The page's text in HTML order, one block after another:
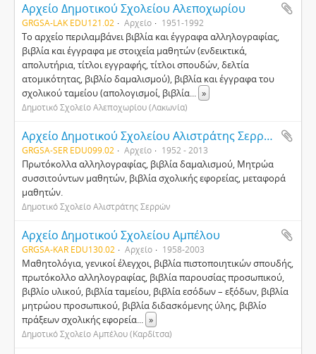
Αρχείο Δημοτικού Σχολείου Αλεποχωρίου
GRGSA-LAK EDU121.02 Αρχείο 1951-1992
Το αρχείο περιλαμβάνει βιβλία και έγγραφα αλληλογραφίας,
βιβλία και έγγραφα με στοιχεία μαθητών (ενδεικτικά,
απολυτήρια, τίτλοι εγγραφής, τίτλοι σπουδών, δελτία
ατομικότητας, βιβλίο δαμαλισμού), βιβλία και έγγραφα του
σχολικού ταμείου (απολογισμοί, βιβλία... »
Δημοτικό Σχολείο Αλεποχωρίου (Λακωνία)
Αρχείο Δημοτικού Σχολείου Αλιστράτης Σερρών
GRGSA-SER EDU099.02 Αρχείο 1952 - 2013
Πρωτόκολλα αλληλογραφίας, βιβλία δαμαλισμού, Μητρώα
συσσιτούντων μαθητών, βιβλία σχολικής εφορείας, μεταφορά
μαθητών.
Δημοτικό Σχολείο Αλιστράτης Σερρών
Αρχείο Δημοτικού Σχολείου Αμπέλου
GRGSA-KAR EDU130.02 Αρχείο 1958-2003
Μαθητολόγια, γενικοί έλεγχοι, βιβλία πιστοποιητικών σπουδής,
πρωτόκολλο αλληλογραφίας, βιβλία παρουσίας προσωπικού,
βιβλίο υλικού, βιβλία ταμείου, βιβλία εσόδων – εξόδων, βιβλία
μητρώου προσωπικού, βιβλία διδασκόμενης ύλης, βιβλίο
πράξεων σχολικής εφορεία... »
Δημοτικό Σχολείο Αμπέλου (Καρδίτσα)